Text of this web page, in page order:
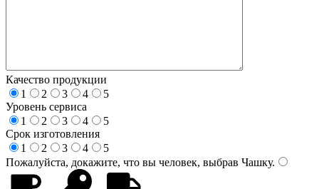
Качество продукции
1
2 3 4
5
Уровень сервиса
1
2 3 4
5
Срок изготовления
1
2 3 4
5
Пожалуйста, докажите, что вы человек, выбрав Чашку.